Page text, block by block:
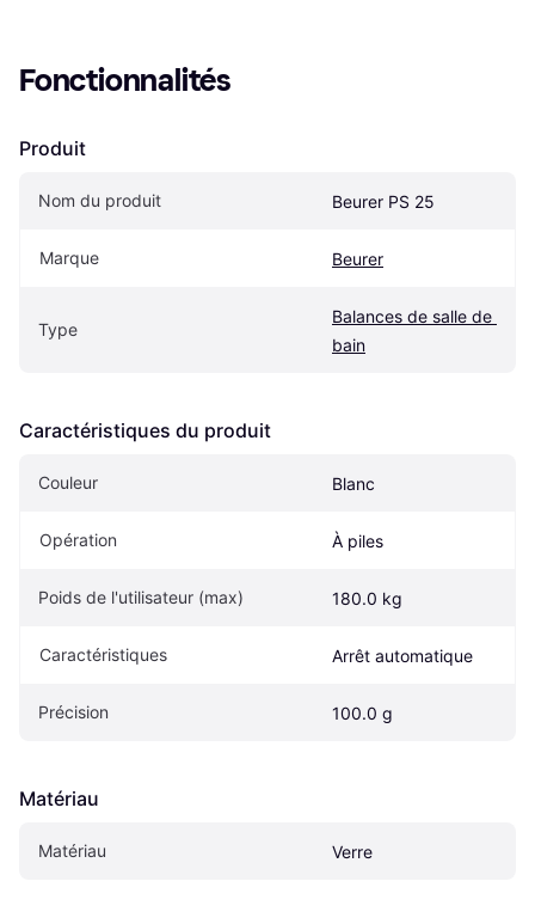
Fonctionnalités
Produit
Nom du produit Beurer PS 25
Marque Beurer
Type
Balances de salle de
bain
Caractéristiques du produit
Couleur Blanc
Opération À piles
Poids de l'utilisateur (max) 180.0 kg
Caractéristiques Arrêt automatique
Précision 100.0 g
Matériau
Matériau Verre